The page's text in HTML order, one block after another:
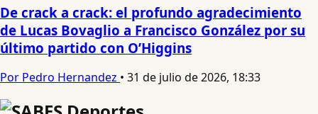
De crack a crack: el profundo agradecimiento
de Lucas Bovaglio a Francisco González por su
último partido con O’Higgins
Por Pedro Hernandez • 31 de julio de 2026, 18:33